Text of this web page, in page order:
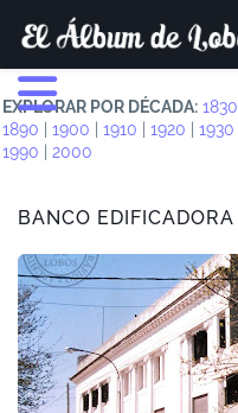
EXPLORAR POR DÉCADA: 1830
1890
1900 1910 1920 1930
1990
2000
BANCO EDIFICADORA